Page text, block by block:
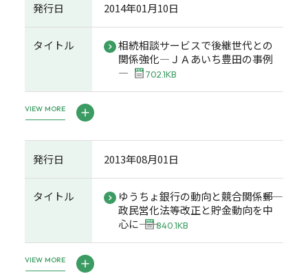
発行日 2014年01月10日
タイトル
相続相談サービスで後継世代との
関係強化―ＪＡあいち豊田の事例
―
702.1KB
VIEW MORE
発行日 2013年08月01日
タイトル
ゆうちょ銀行の動向と競合関係――郵
政民営化法等改正と貯金動向を中
心に――
840.1KB
VIEW MORE